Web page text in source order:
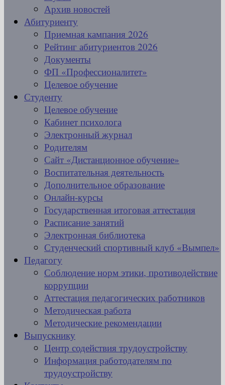
Архив новостей
Абитуриенту
Приемная кампания 2026
Рейтинг абитуриентов 2026
Документы
ФП «Профессионалитет»
Целевое обучение
Студенту
Целевое обучение
Кабинет психолога
Электронный журнал
Родителям
Сайт «Дистанционное обучение»
Воспитательная деятельность
Дополнительное образование
Онлайн-курсы
Государственная итоговая аттестация
Расписание занятий
Электронная библиотека
Студенческий спортивный клуб «Вымпел»
Педагогу
Соблюдение норм этики, противодействие
коррупции
Аттестация педагогических работников
Методическая работа
Методические рекомендации
Выпускнику
Центр содействия трудоустройству
Информация работодателям по
трудоустройству